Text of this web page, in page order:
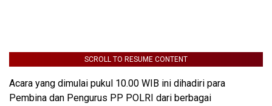
SCROLL TO RESUME CONTENT
Acara yang dimulai pukul 10.00 WIB ini dihadiri para
Pembina dan Pengurus PP POLRI dari berbagai